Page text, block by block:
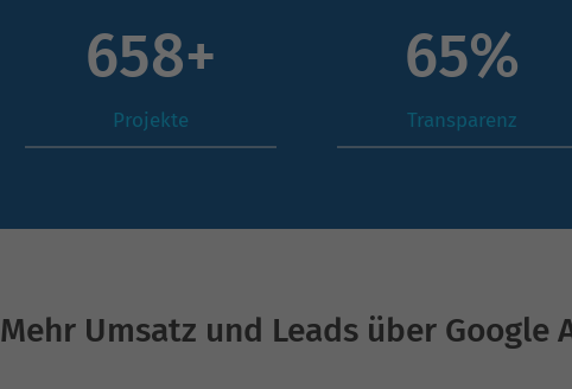
868+
Projekte
86%
Transparenz
Mehr Umsatz und Leads über Google